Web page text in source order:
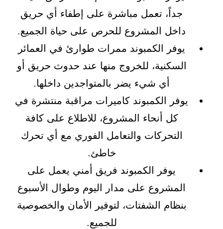
جداً، تعمل مباشرة على إطفاء أي حريق
داخل المشروع للحرص على حياة الجميع.
يوفر الكمبوند ممرات طوارئ في العمائر
السكنية، للخروج منها عند حدوث حريق أو
أي شيء يضر بالمتواجدين داخلها.
يوفر الكمبوند كاميرات مراقبة منتشرة في
كل أنحاء المشروع، للاطلاع على كافة
التحركات والتعامل الفوري مع أي تحرك
خاطئ.
يوفر الكمبوند فريق أمني يعمل على
المشروع على مدار اليوم وطوال الأسبوع
بنظام الشفتات، لتوفير الأمان والخصوصية
للجميع.